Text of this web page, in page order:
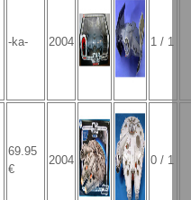
-ka- 2004 1 / 1
69.95
€
2004 0 / 1